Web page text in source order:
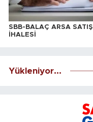
SBB-BALAÇ ARSA SATIŞI
İHALESİ
Yükleniyor...